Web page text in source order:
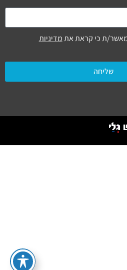
ת כי קראת אתמדיניות
שליחה